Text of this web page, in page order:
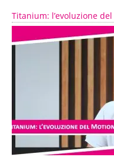
Titanium: l’evoluzione